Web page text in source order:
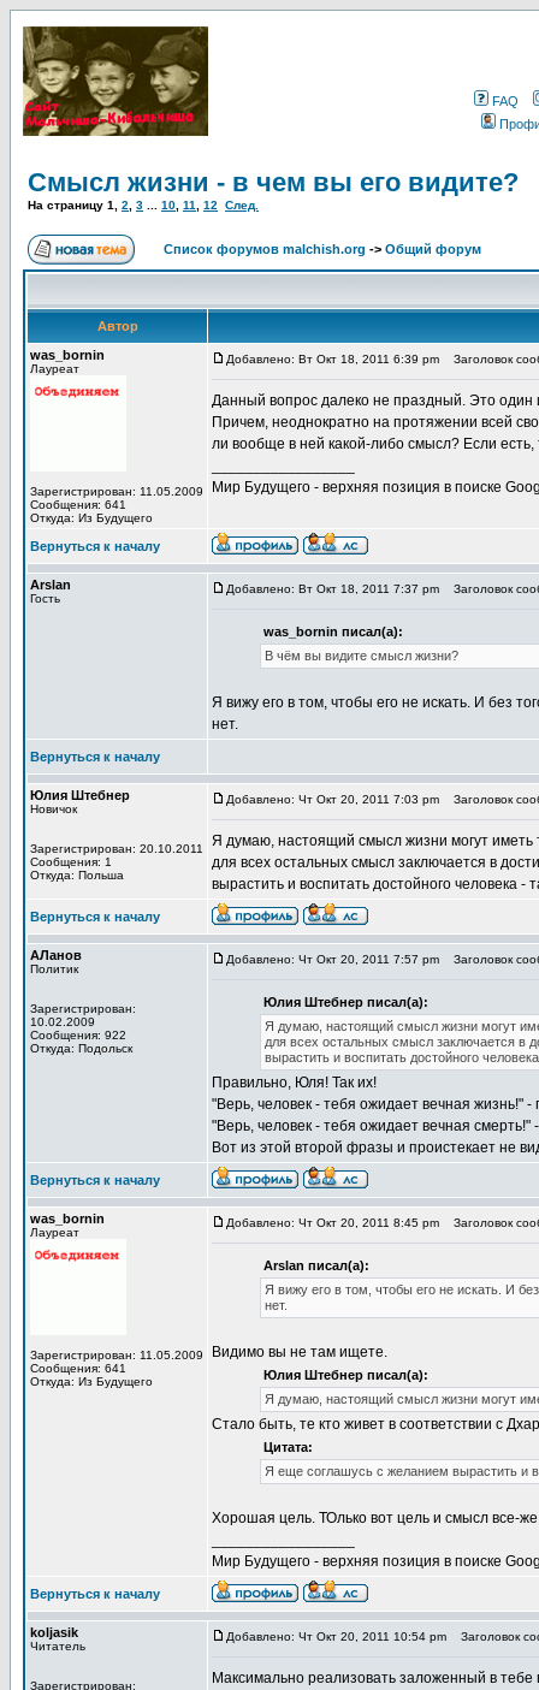
FAQ
Смысл жизни - в чем вы его видите?
На страницу 1 2 3 10 11 12 След.
Список форумов malchish.org -> Общий форум
Автор
was_bornin
Лауреат
Зарегистрирован: 11.05.2009
Сообщения: 641
Откуда: Из Будущего
Добавлено: Вт Окт 18, 2011 6:39 pm Заголовок
Данный вопрос далеко не праздный. Это один
Причем, неоднократно на протяжении всей
ли вообще в ней какой-либо смысл? Если есть,
Мир Будущего - верхняя позиция в поиске
Вернуться к началу
Arslan
Гость
Добавлено: Вт Окт 18, 2011 7:37 pm Заголовок
was_bornin писал(а):
В чём вы видите смысл жизни?
Я вижу его в том, чтобы его не искать. И без
нет.
Вернуться к началу
Юлия Штебнер
Новичок
Зарегистрирован: 20.10.2011
Сообщения: 1
Откуда: Польша
Добавлено: Чт Окт 20, 2011 7:03 pm Заголовок
Я думаю, настоящий смысл жизни могут иметь
для всех остальных смысл заключается в
вырастить и воспитать достойного человека -
Вернуться к началу
АЛанов
Политик
Зарегистрирован:
10.02.2009
Сообщения: 922
Откуда: Подольск
Добавлено: Чт Окт 20, 2011 7:57 pm Заголовок
Юлия Штебнер писал(а):
Я думаю, настоящий смысл жизни могут
для всех остальных смысл заключается в
вырастить и воспитать достойного
Правильно, Юля! Так их!
"Верь, человек - тебя ожидает вечная жизнь!" -
"Верь, человек - тебя ожидает вечная смерть!"
Вот из этой второй фразы и проистекает не
Вернуться к началу
was_bornin
Лауреат
Зарегистрирован: 11.05.2009
Сообщения: 641
Откуда: Из Будущего
Добавлено: Чт Окт 20, 2011 8:45 pm Заголовок
Arslan писал(а):
Я вижу его в том, чтобы его не искать. И
нет.
Видимо вы не там ищете.
Юлия Штебнер писал(а):
Я думаю, настоящий смысл жизни могут
Стало быть, те кто живет в соответствии с
Цитата:
Я еще соглашусь с желанием вырастить и
Хорошая цель. ТОлько вот цель и смысл все-
Мир Будущего - верхняя позиция в поиске
Вернуться к началу
koljasik
Читатель
Зарегистрирован:
Добавлено: Чт Окт 20, 2011 10:54 pm Заголовок
Максимально реализовать заложенный в